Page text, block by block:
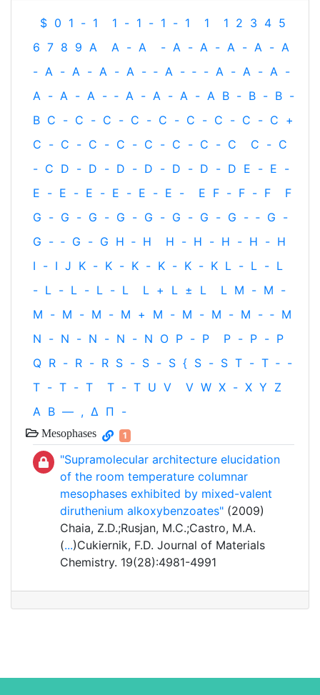
$ 0 1 - 1 1 - 1 - 1 - 1 1 1 2 3 4 5
6 7 8 9 A A - A - A - A - A - A - A
- A - A - A - A - ‐ A - ‐ - A - A - A -
A - A - A - ‐ A - A - A - A B - B - B -
B C - C - C - C - C - C - C - C - C +
C - C - C - C - C - C - C - C C - C
- C D - D - D - D - D - D - D E - E -
E - E - E - E - E - E - E F - F - F
F
G - G - G - G - G - G - G - G - ‐ G -
G - ‐ G - G H ‐ H H - H - H - H - H
I - I J K - K - K - K - K - K L - L - L
- L - L - L - L L + L ± L L M - M -
M - M - M - M + M - M - M - M - ‐ M
N - N - N - N - N O P - P P - P - P
Q R - R - R S - S - S { S - S T - T ‐ -
T - T - T T - T U V V W X - X Y Z
Α Β — , Δ Π -
Mesophases 1
"Supramolecular architecture elucidation
of the room temperature columnar
mesophases exhibited by mixed-valent
diruthenium alkoxybenzoates" (2009)
Chaia, Z.D.;Rusjan, M.C.;Castro, M.A.
(...)Cukiernik, F.D. Journal of Materials
Chemistry. 19(28):4981-4991